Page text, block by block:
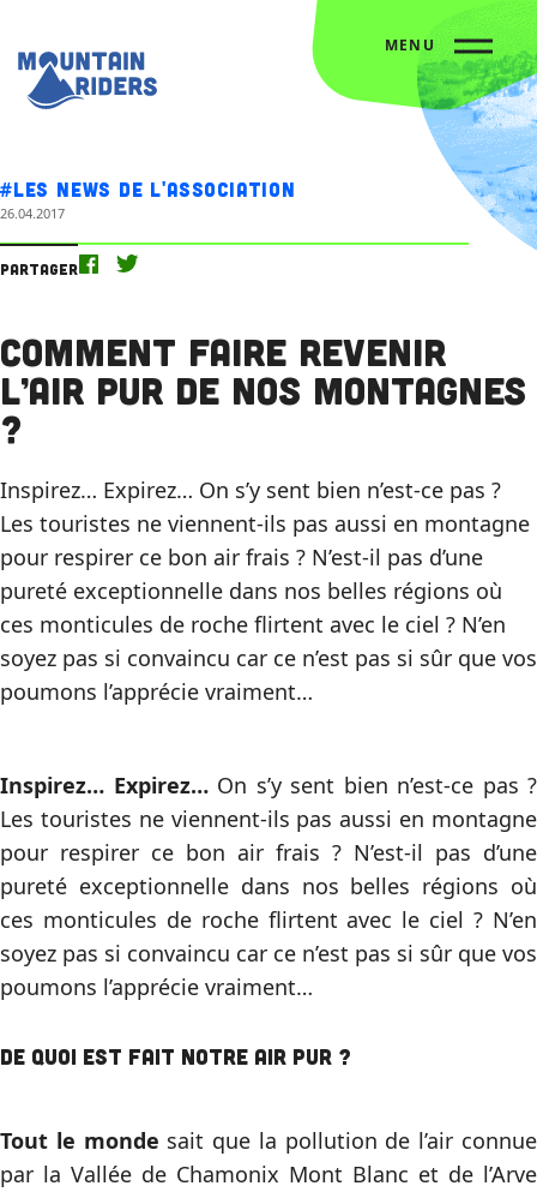
MENU
#Les news de l'association
26.04.2017
Partager
Comment faire revenir
l’air pur de nos montagnes
?
Inspirez… Expirez… On s’y sent bien n’est-ce pas ?
Les touristes ne viennent-ils pas aussi en montagne
pour respirer ce bon air frais ? N’est-il pas d’une
pureté exceptionnelle dans nos belles régions où
ces monticules de roche flirtent avec le ciel ? N’en
soyez pas si convaincu car ce n’est pas si sûr que vos
poumons l’apprécie vraiment…
Inspirez… Expirez…On s’y sent bien n’est-ce pas ?
Les touristes ne viennent-ils pas aussi en montagne
pour respirer ce bon air frais ? N’est-il pas d’une
pureté exceptionnelle dans nos belles régions où
ces monticules de roche flirtent avec le ciel ? N’en
soyez pas si convaincu car ce n’est pas si sûr que vos
poumons l’apprécie vraiment…
De quoi est fait notre air pur ?
Tout le monde sait que la pollution de l’air connue
par la Vallée de Chamonix Mont Blanc et de l’Arve